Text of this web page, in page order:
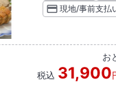
現地/事前支払
お
税込 31,900